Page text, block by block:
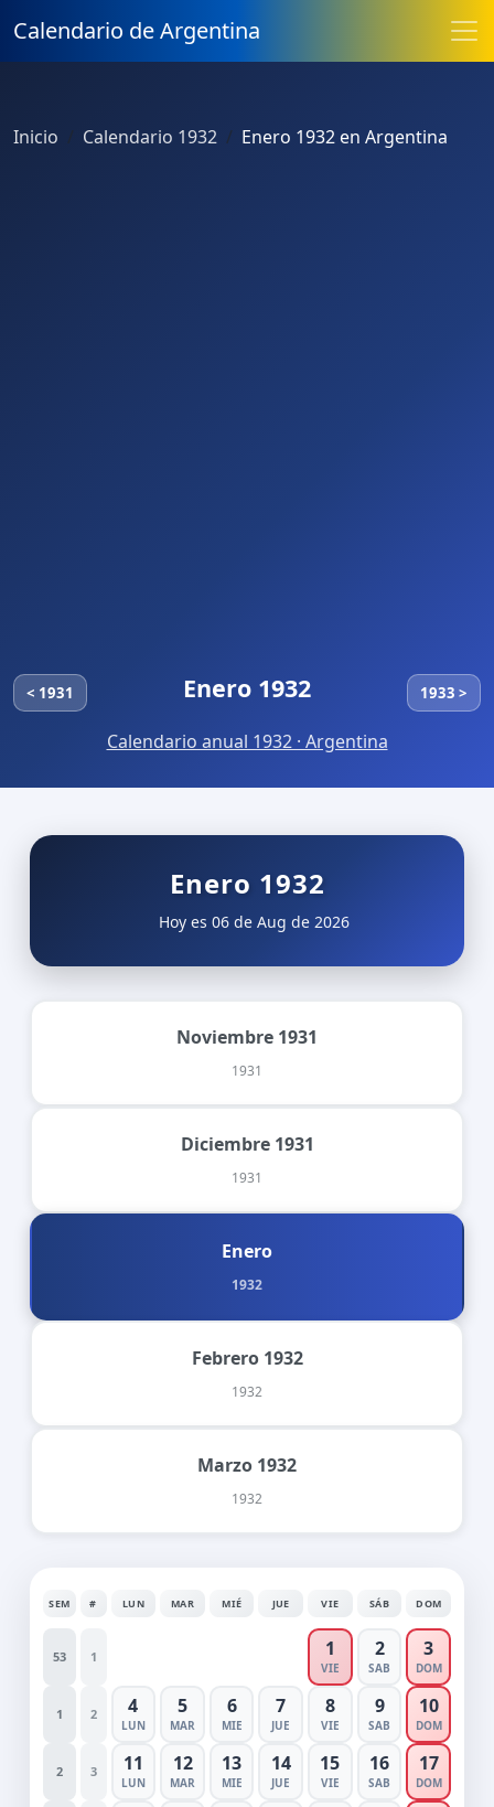
Calendario de Argentina
Inicio Calendario 1932 Enero 1932 en Argentina
< 1931 Enero 1932 1933 >
Calendario anual 1932 · Argentina
Enero 1932
Hoy es 06 de Aug de 2026
Noviembre 1931
1931
Diciembre 1931
1931
Enero
1932
Febrero 1932
1932
Marzo 1932
1932
SEM # LUN MAR MIÉ JUE VIE SÁB DOM
53 1 1
VIE
2
SAB
3
DOM
1 2 4
LUN
5
MAR
6
MIE
7
JUE
8
VIE
9
SAB
10
DOM
2 3 11
LUN
12
MAR
13
MIE
14
JUE
15
VIE
16
SAB
17
DOM